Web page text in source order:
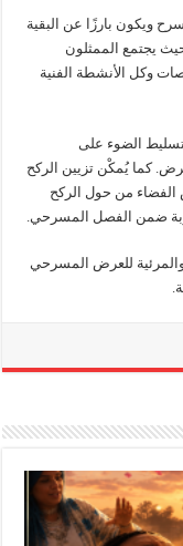
ويكون بارزًا عن البقية
يجتمع الممثلون
وكل الأنشطة الفنية
الضوء على
كما يُمكْن تزيين الركح
من حول الركح
ضمن الفصل المسرحي.
والمرئية للعرض المسرحي